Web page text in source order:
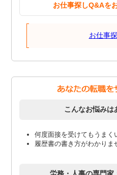
お仕事探しQ&Aを
お仕事
こんなお悩みは
何度面接を受けてもうまく
履歴書の書き方がわかりま